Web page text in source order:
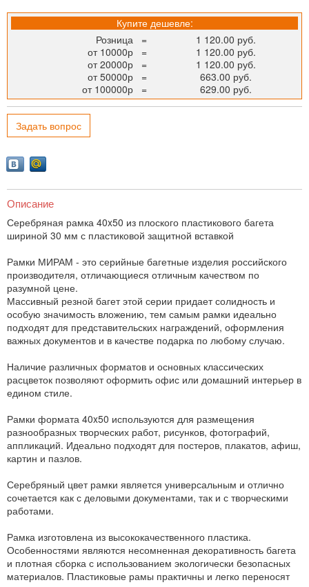
Купите дешевле:
Розница
=
1 120.00 руб.
от 10000р
=
1 120.00 руб.
от 20000р
=
1 120.00 руб.
от 50000р
=
663.00 руб.
от 100000р
= 629.00 руб.
Задать вопрос
Описание
Серебряная рамка 40x50 из плоского пластикового багета
шириной 30 мм с пластиковой защитной вставкой
Рамки МИРАМ - это серийные багетные изделия российского
производителя, отличающиеся отличным качеством по
разумной цене.
Массивный резной багет этой серии придает солидность и
особую значимость вложению, тем самым рамки идеально
подходят для представительских награждений, оформления
важных документов и в качестве подарка по любому случаю.
Наличие различных форматов и основных классических
расцветок позволяют оформить офис или домашний интерьер в
едином стиле.
Рамки формата 40x50 используются для размещения
разнообразных творческих работ, рисунков, фотографий,
аппликаций. Идеально подходят для постеров, плакатов, афиш,
картин и пазлов.
Серебряный цвет рамки является универсальным и отлично
сочетается как с деловыми документами, так и с творческими
работами.
Рамка изготовлена из высококачественного пластика.
Особенностями являются несомненная декоративность багета
и плотная сборка с использованием экологически безопасных
материалов. Пластиковые рамы практичны и легко переносят